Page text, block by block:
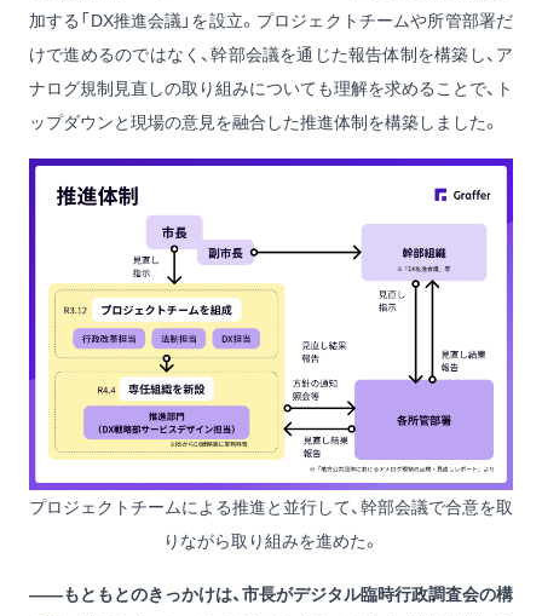
加する「DX推進会議」を設立。プロジェクトチームや所管部署だ
けで進めるのではなく、幹部会議を通じた報告体制を構築し、ア
ナログ規制見直しの取り組みについても理解を求めることで、ト
ップダウンと現場の意見を融合した推進体制を構築しました。
プロジェクトチームによる推進と並行して、幹部会議で合意を取
りながら取り組みを進めた。
——もともとのきっかけは、市長がデジタル臨時行政調査会の構